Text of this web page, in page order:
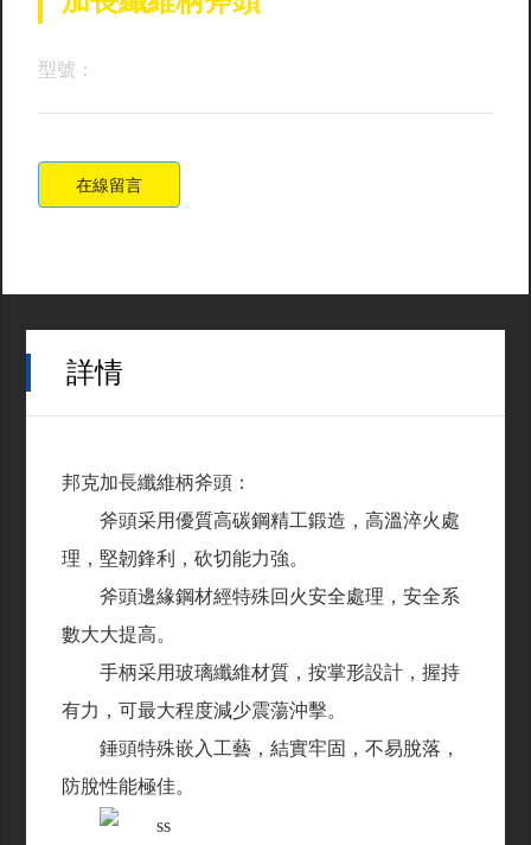
型號：
在線留言
詳情
邦克加長纖維柄斧頭：
斧頭采用優質高碳鋼精工鍛造，高溫淬火處
理，堅韌鋒利，砍切能力強。
斧頭邊緣鋼材經特殊回火安全處理，安全系
數大大提高。
手柄采用玻璃纖維材質，按掌形設計，握持
有力，可最大程度減少震蕩沖擊。
錘頭特殊嵌入工藝，結實牢固，不易脫落，
防脫性能極佳。